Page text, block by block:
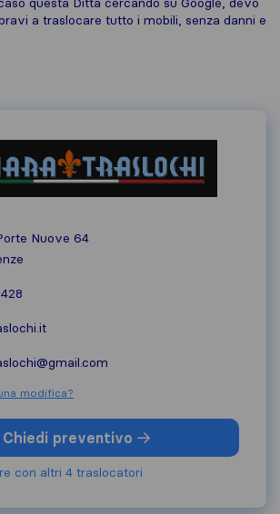
a traslocare tutto i mobili, senza danni e
Nuove 64
modifica?
Chiedi preventivo
con altri 4 traslocatori